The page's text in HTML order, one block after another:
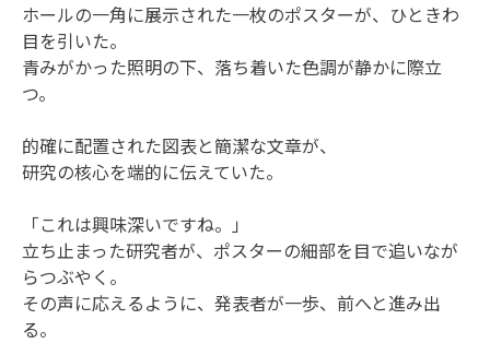
ホールの一角に展示された一枚のポスターが、ひときわ
目を引いた。
青みがかった照明の下、落ち着いた色調が静かに際立
つ。
的確に配置された図表と簡潔な文章が、
研究の核心を端的に伝えていた。
「これは興味深いですね。」
立ち止まった研究者が、ポスターの細部を目で追いなが
らつぶやく。
その声に応えるように、発表者が一歩、前へと進み出
る。